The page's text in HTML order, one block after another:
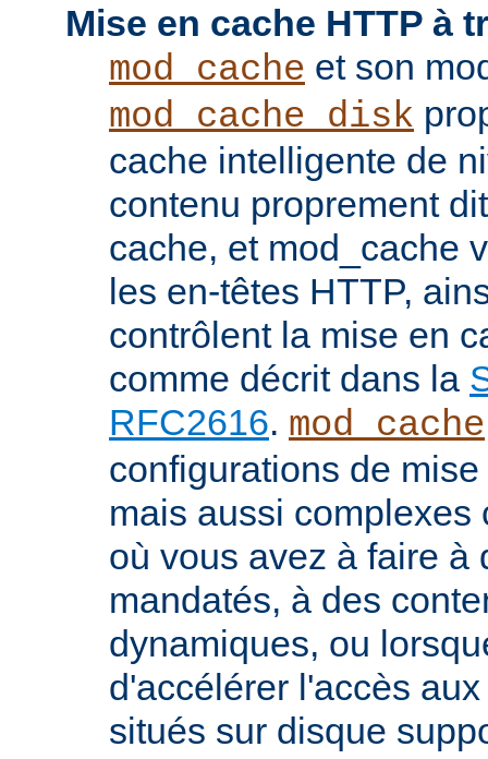
Mise en cache HTTP à
mod_cache et son
mod_cache_disk
cache intelligente de
contenu proprement
cache, et mod_cache
les en-têtes HTTP,
contrôlent la mise en
comme décrit dans la
RFC2616. mod_cache
configurations de
mais aussi complexes
où vous avez à faire à
mandatés, à des
dynamiques, ou
d'accélérer l'accès
situés sur disque